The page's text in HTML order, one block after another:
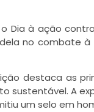
Dia à ação
no combate
destaca as
sustentável. A
um selo em